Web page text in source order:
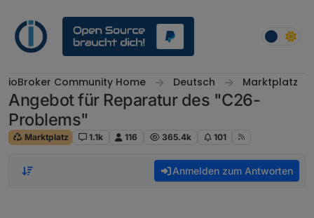
ioBroker Community Home Deutsch Marktplatz
Angebot für Reparatur des "C26-
Problems"
Marktplatz 1.1k 116 365.4k 101
Anmelden zum Antworten